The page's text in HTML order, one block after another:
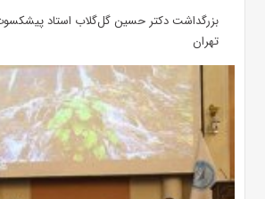
بزرگداشت دکتر حسین گل‌گلاب استاد
تهران